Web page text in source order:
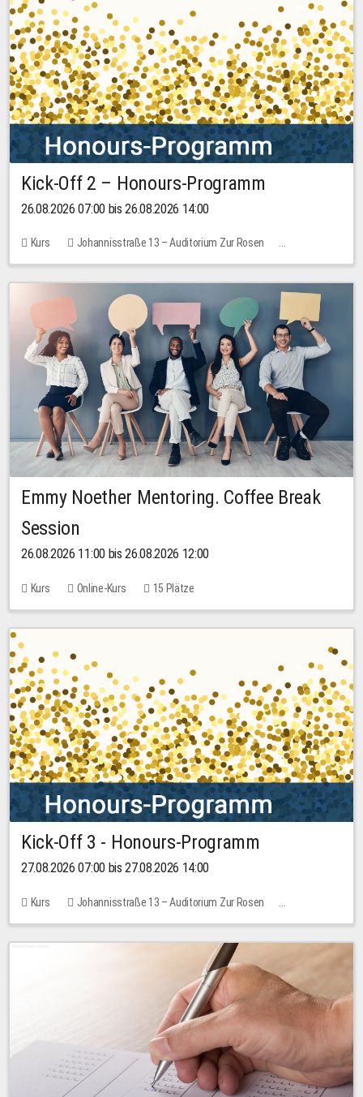
Kick-Off 2 – Honours-Programm
26.08.2026 07:00 bis 26.08.2026 14:00
Kurs
Johannisstraße 13 – Auditorium Zur Rosen
Keine freien Plätze
Emmy Noether Mentoring. Coffee Break
Session
26.08.2026 11:00 bis 26.08.2026 12:00
Kurs Online-Kurs 15 Plätze
Kick-Off 3 - Honours-Programm
27.08.2026 07:00 bis 27.08.2026 14:00
Kurs
Johannisstraße 13 – Auditorium Zur Rosen
11 Plätze